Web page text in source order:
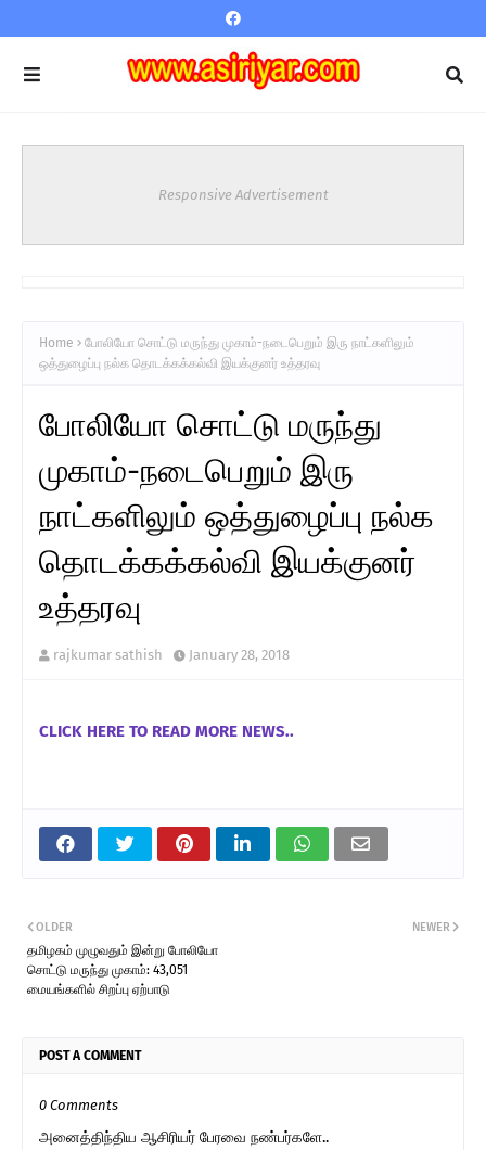
Responsive Advertisement
Home
போலியோ சொட்டு மருந்து முகாம்-நடைபெறும் இரு நாட்களிலும்
ஒத்துழைப்பு நல்க தொடக்கக்கல்வி இயக்குனர் உத்தரவு
போலியோ சொட்டு மருந்து
முகாம்-நடைபெறும் இரு
நாட்களிலும் ஒத்துழைப்பு நல்க
தொடக்கக்கல்வி இயக்குனர்
உத்தரவு
rajkumar sathish January 28, 2018
CLICK HERE TO READ MORE NEWS..
NEWER
OLDER
தமிழகம் முழுவதும் இன்று போலியோ
சொட்டு மருந்து முகாம்: 43,051
மையங்களில் சிறப்பு ஏற்பாடு
POST A COMMENT
0 Comments
அனைத்திந்திய ஆசிரியர் பேரவை நண்பர்களே..